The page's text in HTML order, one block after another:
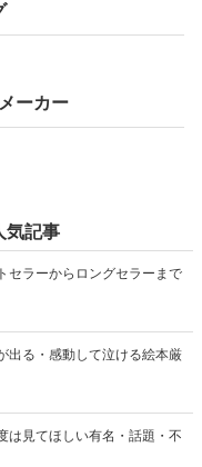
ーカー
気記事
セラーからロングセラーまで
出る・感動して泣ける絵本厳
は見てほしい有名・話題・不